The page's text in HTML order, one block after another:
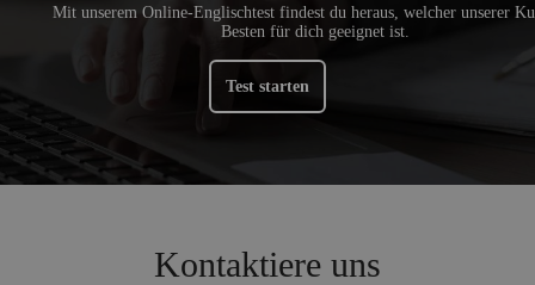
Mit unserem Online-Englischtest findest du heraus, welcher unserer
Besten für dich geeignet ist.
Test starten
Kontaktiere uns